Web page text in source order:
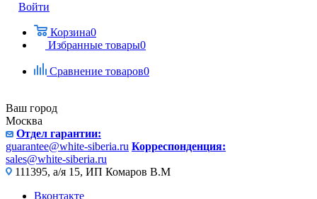
Войти
Корзина0
Избранные товары0
Сравнение товаров0
Ваш город
Москва
Отдел гарантии:
guarantee@white-siberia.ru Корреспонденция:
sales@white-siberia.ru
111395, а/я 15, ИП Комаров В.М
Вконтакте